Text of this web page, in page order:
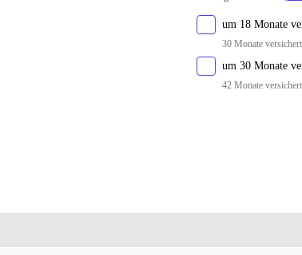
um 18 Monate
30 Monate
um 30 Monate
42 Monate